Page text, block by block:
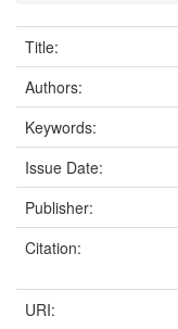
Title:
Authors:
Keywords:
Issue Date:
Publisher:
Citation:
URI: